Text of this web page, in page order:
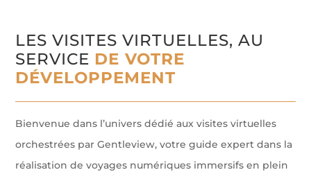
LES VISITES VIRTUELLES, AU
SERVICE DE VOTRE
DÉVELOPPEMENT
Bienvenue dans l’univers dédié aux visites virtuelles
orchestrées par Gentleview, votre guide expert dans la
réalisation de voyages numériques immersifs en plein